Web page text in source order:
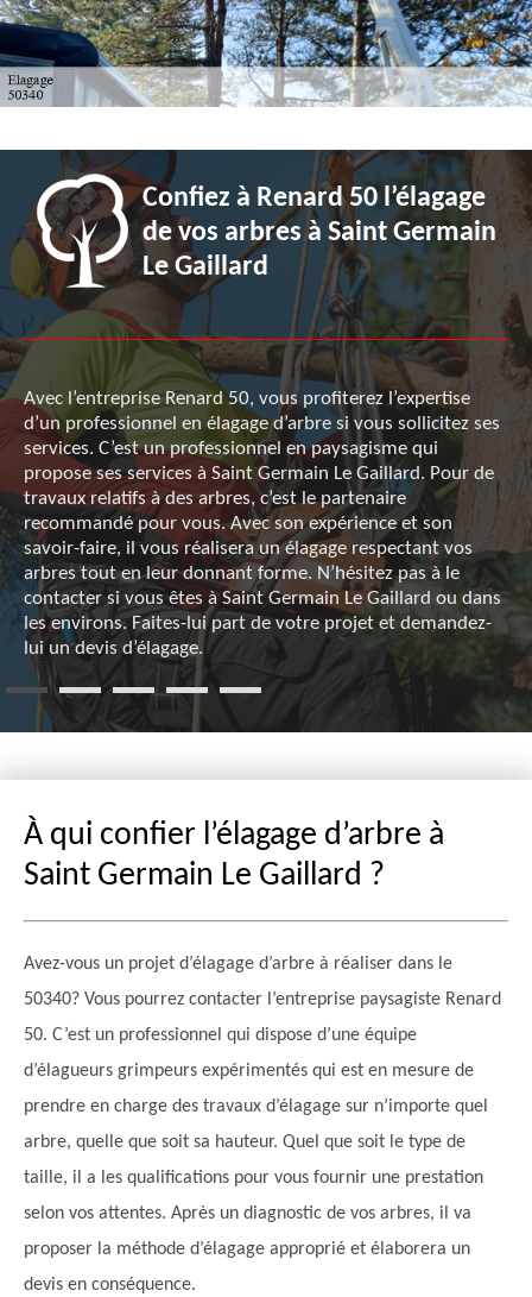
Confiez à Renard 50 l’élagage
de vos arbres à Saint Germain
Le Gaillard
Avec l’entreprise Renard 50, vous profiterez l’expertise
d’un professionnel en élagage d’arbre si vous sollicitez ses
services. C’est un professionnel en paysagisme qui
propose ses services à Saint Germain Le Gaillard. Pour de
travaux relatifs à des arbres, c’est le partenaire
recommandé pour vous. Avec son expérience et son
savoir-faire, il vous réalisera un élagage respectant vos
arbres tout en leur donnant forme. N’hésitez pas à le
contacter si vous êtes à Saint Germain Le Gaillard ou dans
les environs. Faites-lui part de votre projet et demandez-
lui un devis d’élagage.
À qui confier l’élagage d’arbre à
Saint Germain Le Gaillard ?
Avez-vous un projet d’élagage d’arbre à réaliser dans le
50340? Vous pourrez contacter l’entreprise paysagiste Renard
50. C’est un professionnel qui dispose d’une équipe
d’élagueurs grimpeurs expérimentés qui est en mesure de
prendre en charge des travaux d’élagage sur n’importe quel
arbre, quelle que soit sa hauteur. Quel que soit le type de
taille, il a les qualifications pour vous fournir une prestation
selon vos attentes. Après un diagnostic de vos arbres, il va
proposer la méthode d’élagage approprié et élaborera un
devis en conséquence.